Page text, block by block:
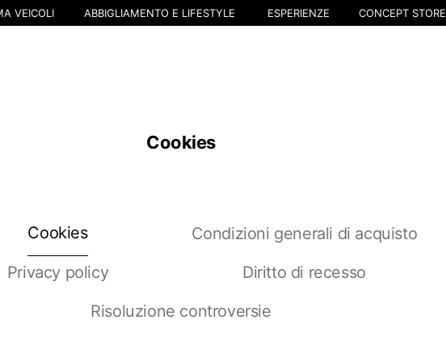
VEICOLI ABBIGLIAMENTO E LIFESTYLE ESPERIENZE CONCEPT STORE
Cookies
Cookies Condizioni generali di acquisto
Privacy policy
Diritto di recesso
Risoluzione controversie